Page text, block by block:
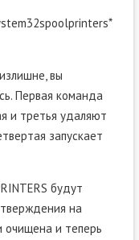
вы
Первая команда
и третья удаляют
запускает
будут
на
очищена и теперь